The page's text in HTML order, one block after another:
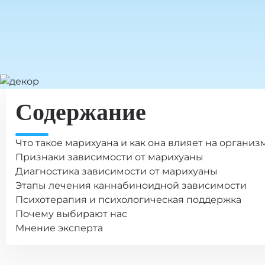
Содержание
Что такое марихуана и как она влияет на
Признаки зависимости от марихуаны
Диагностика зависимости от марихуаны
Этапы лечения каннабиноидной зависимости
Психотерапия и психологическая поддержка
Почему выбирают нас
Мнение эксперта